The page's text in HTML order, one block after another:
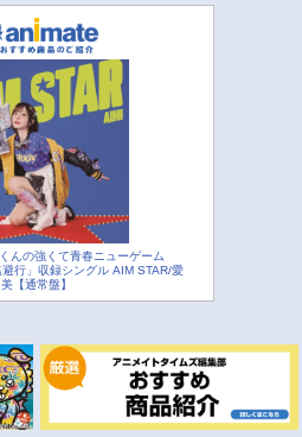
んの強くて青春ニューゲーム
行」収録シングル AIM STAR/愛
美【通常盤】